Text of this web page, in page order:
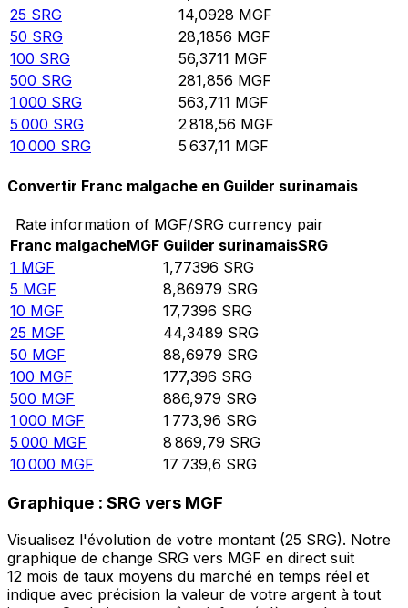
25 SRG 14,0928 MGF
50 SRG 28,1856 MGF
100 SRG 56,3711 MGF
500 SRG 281,856 MGF
1 000 SRG 563,711 MGF
5 000 SRG 2 818,56 MGF
10 000 SRG 5 637,11 MGF
Convertir Franc malgache en Guilder surinamais
Rate information of MGF/SRG currency pair
Franc malgacheMGF Guilder surinamaisSRG
1 MGF 1,77396 SRG
5 MGF 8,86979 SRG
10 MGF 17,7396 SRG
25 MGF 44,3489 SRG
50 MGF 88,6979 SRG
100 MGF 177,396 SRG
500 MGF 886,979 SRG
1 000 MGF 1 773,96 SRG
5 000 MGF 8 869,79 SRG
10 000 MGF 17 739,6 SRG
Graphique : SRG vers MGF
Visualisez l'évolution de votre montant (25 SRG). Notre
graphique de change SRG vers MGF en direct suit
12 mois de taux moyens du marché en temps réel et
indique avec précision la valeur de votre argent à tout